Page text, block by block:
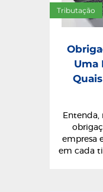
Tributação
Uma
Entenda,
empresa
em cada